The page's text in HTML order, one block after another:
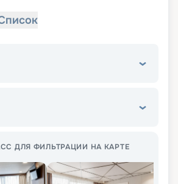
ДЛЯ ФИЛЬТРАЦИИ НА КАРТЕ